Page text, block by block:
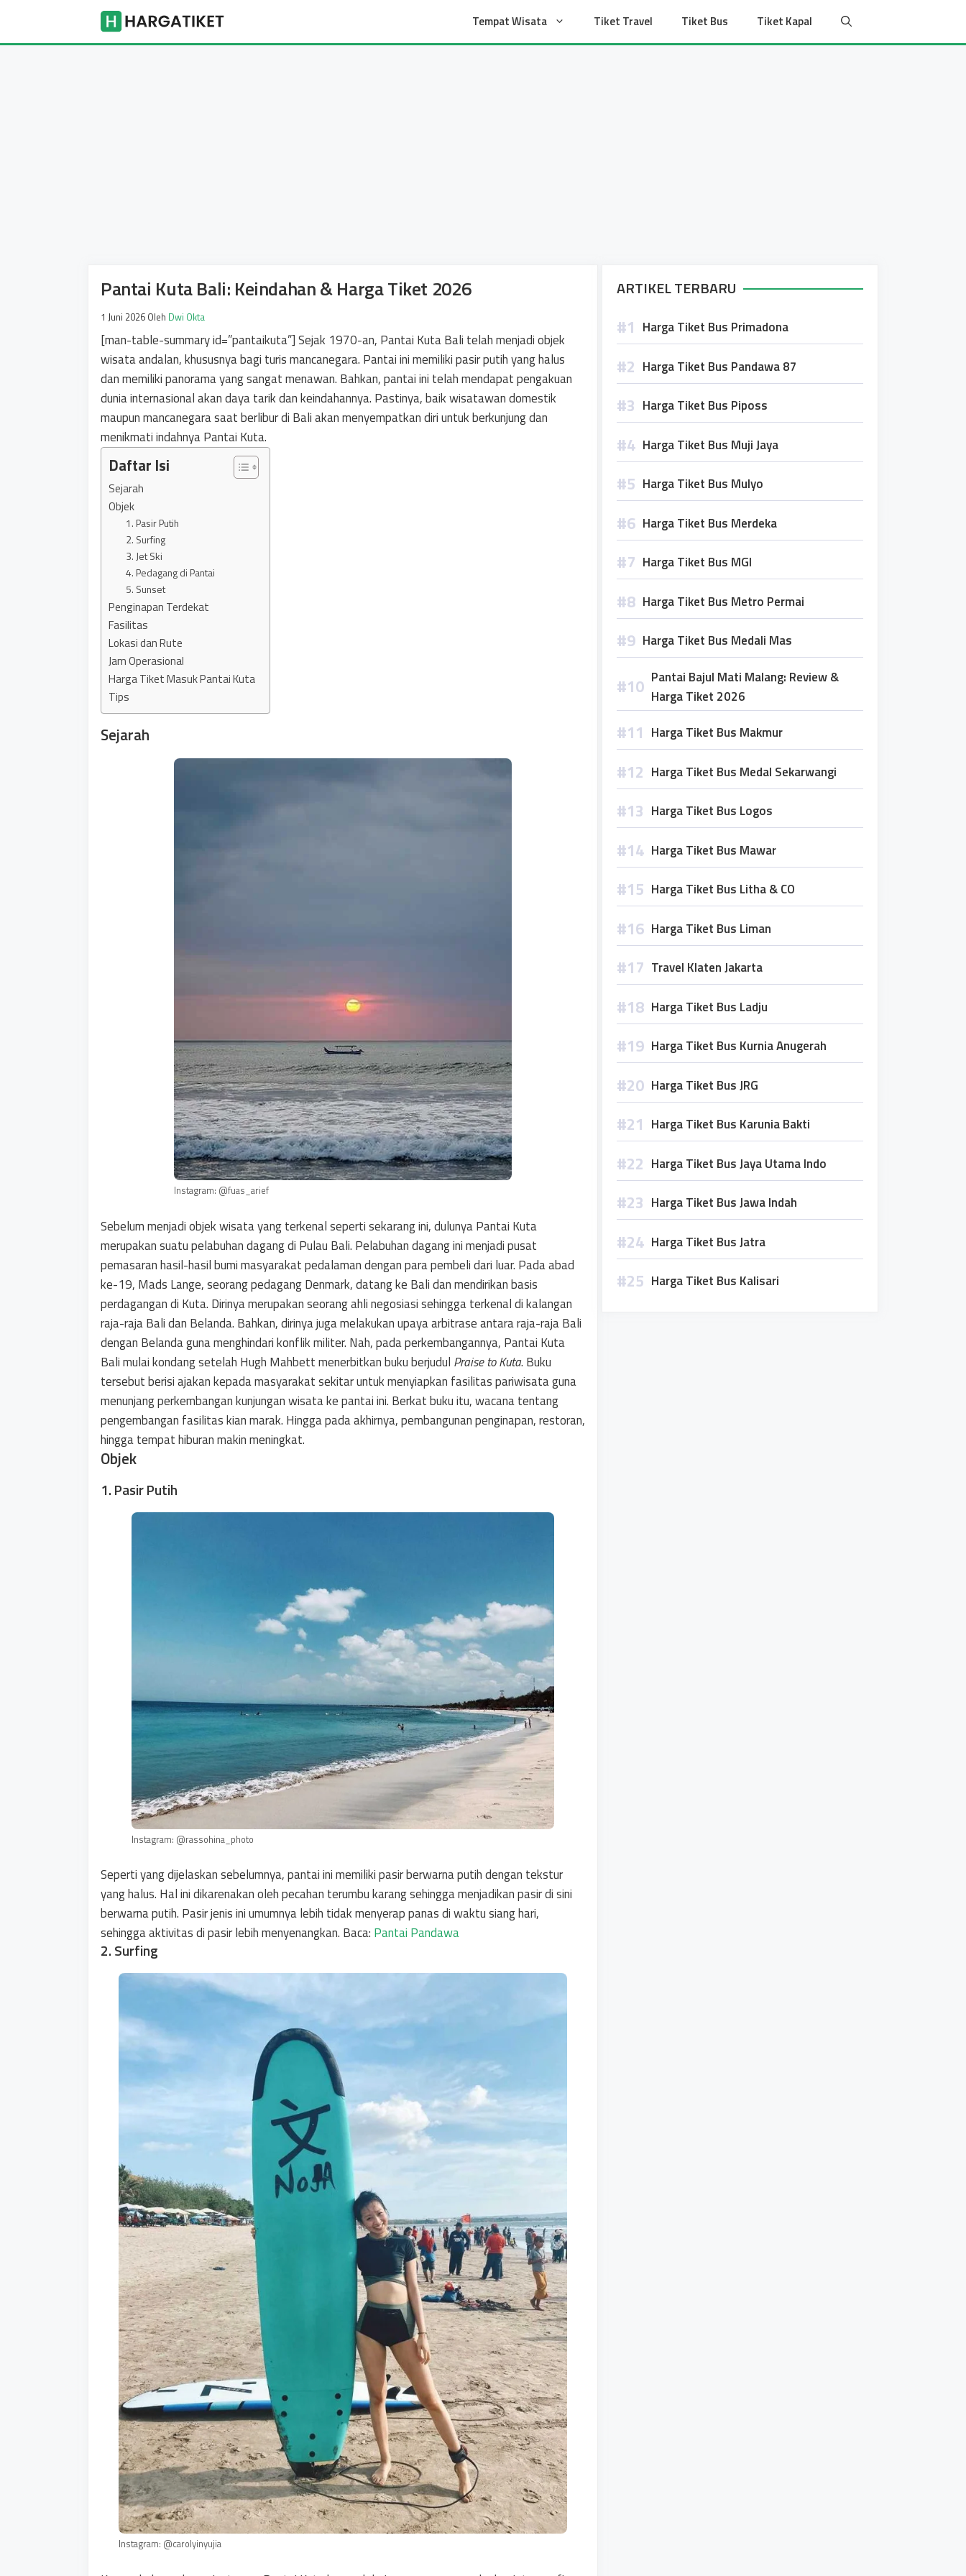
isi
Tempat Wisata Tiket Travel Tiket Bus Tiket Kapal
Pantai Kuta Bali: Keindahan & Harga Tiket 2026
1 Juni 2026 Oleh Dwi Okta
[man-table-summary id=”pantaikuta”] Sejak 1970-an, Pantai Kuta Bali telah menjadi objek
wisata andalan, khususnya bagi turis mancanegara. Pantai ini memiliki pasir putih yang halus
dan memiliki panorama yang sangat menawan. Bahkan, pantai ini telah mendapat pengakuan
dunia internasional akan daya tarik dan keindahannya. Pastinya, baik wisatawan domestik
maupun mancanegara saat berlibur di Bali akan menyempatkan diri untuk berkunjung dan
menikmati indahnya Pantai Kuta.
Daftar Isi
Sejarah
Objek
1. Pasir Putih
2. Surfing
3. Jet Ski
4. Pedagang di Pantai
5. Sunset
Penginapan Terdekat
Fasilitas
Lokasi dan Rute
Jam Operasional
Harga Tiket Masuk Pantai Kuta
Tips
Sejarah
Instagram: @fuas_arief
Sebelum menjadi objek wisata yang terkenal seperti sekarang ini, dulunya Pantai Kuta
merupakan suatu pelabuhan dagang di Pulau Bali. Pelabuhan dagang ini menjadi pusat
pemasaran hasil-hasil bumi masyarakat pedalaman dengan para pembeli dari luar. Pada abad
ke-19, Mads Lange, seorang pedagang Denmark, datang ke Bali dan mendirikan basis
perdagangan di Kuta. Dirinya merupakan seorang ahli negosiasi sehingga terkenal di kalangan
raja-raja Bali dan Belanda. Bahkan, dirinya juga melakukan upaya arbitrase antara raja-raja Bali
dengan Belanda guna menghindari konflik militer. Nah, pada perkembangannya, Pantai Kuta
Bali mulai kondang setelah Hugh Mahbett menerbitkan buku berjudul Praise to Kuta. Buku
tersebut berisi ajakan kepada masyarakat sekitar untuk menyiapkan fasilitas pariwisata guna
menunjang perkembangan kunjungan wisata ke pantai ini. Berkat buku itu, wacana tentang
pengembangan fasilitas kian marak. Hingga pada akhirnya, pembangunan penginapan, restoran,
hingga tempat hiburan makin meningkat.
Objek
1. Pasir Putih
Instagram: @rassohina_photo
Seperti yang dijelaskan sebelumnya, pantai ini memiliki pasir berwarna putih dengan tekstur
yang halus. Hal ini dikarenakan oleh pecahan terumbu karang sehingga menjadikan pasir di sini
berwarna putih. Pasir jenis ini umumnya lebih tidak menyerap panas di waktu siang hari,
sehingga aktivitas di pasir lebih menyenangkan. Baca: Pantai Pandawa
2. Surfing
Instagram: @carolyinyujia
ARTIKEL TERBARU
Harga Tiket Bus Primadona
Harga Tiket Bus Pandawa 87
Harga Tiket Bus Piposs
Harga Tiket Bus Muji Jaya
Harga Tiket Bus Mulyo
Harga Tiket Bus Merdeka
Harga Tiket Bus MGI
Harga Tiket Bus Metro Permai
Harga Tiket Bus Medali Mas
Pantai Bajul Mati Malang: Review &
Harga Tiket 2026
Harga Tiket Bus Makmur
Harga Tiket Bus Medal Sekarwangi
Harga Tiket Bus Logos
Harga Tiket Bus Mawar
Harga Tiket Bus Litha & CO
Harga Tiket Bus Liman
Travel Klaten Jakarta
Harga Tiket Bus Ladju
Harga Tiket Bus Kurnia Anugerah
Harga Tiket Bus JRG
Harga Tiket Bus Karunia Bakti
Harga Tiket Bus Jaya Utama Indo
Harga Tiket Bus Jawa Indah
Harga Tiket Bus Jatra
Harga Tiket Bus Kalisari